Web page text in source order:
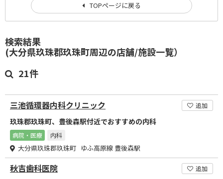
検索結果
(大分県玖珠郡玖珠町周辺の店舗/施設一覧）
21件
三池循環器内科クリニック 追加
玖珠郡玖珠町、豊後森駅付近でおすすめの内科
病院・医療 内科
大分県玖珠郡玖珠町 ゆふ高原線 豊後森駅
秋吉歯科医院 追加
TOPページに戻る